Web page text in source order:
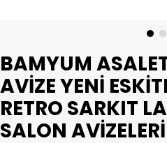
BAMYUM
AVIZE YENI
RETRO SARKIT
SALON AVIZELERI